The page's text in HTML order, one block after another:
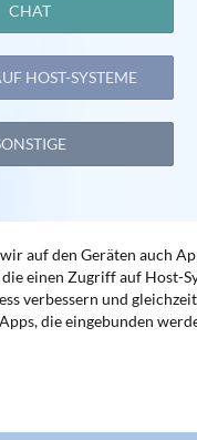
CHAT
HOST-SYSTEME
auf den Geräten auch
einen Zugriff auf Host-
verbessern und
die eingebunden